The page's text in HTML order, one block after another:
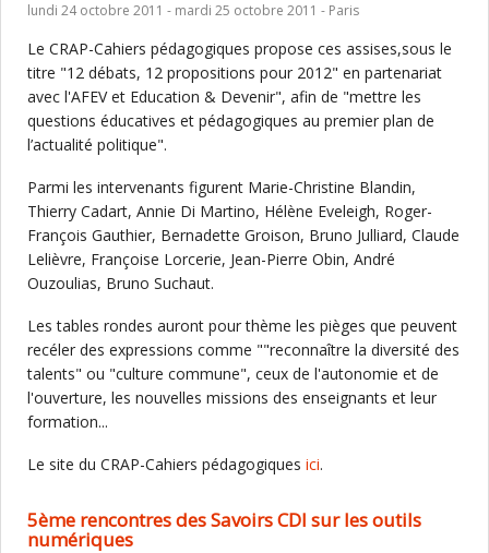
lundi 24 octobre 2011 - mardi 25 octobre 2011 - Paris
Le CRAP-Cahiers pédagogiques propose ces assises,sous le
titre "12 débats, 12 propositions pour 2012" en partenariat
avec l'AFEV et Education & Devenir", afin de "mettre les
questions éducatives et pédagogiques au premier plan de
l’actualité politique".
Parmi les intervenants figurent Marie-Christine Blandin,
Thierry Cadart, Annie Di Martino, Hélène Eveleigh, Roger-
François Gauthier, Bernadette Groison, Bruno Julliard, Claude
Lelièvre, Françoise Lorcerie, Jean-Pierre Obin, André
Ouzoulias, Bruno Suchaut.
Les tables rondes auront pour thème les pièges que peuvent
recéler des expressions comme ""reconnaître la diversité des
talents" ou "culture commune", ceux de l'autonomie et de
l'ouverture, les nouvelles missions des enseignants et leur
formation...
Le site du CRAP-Cahiers pédagogiques ici.
5ème rencontres des Savoirs CDI sur les outils
numériques